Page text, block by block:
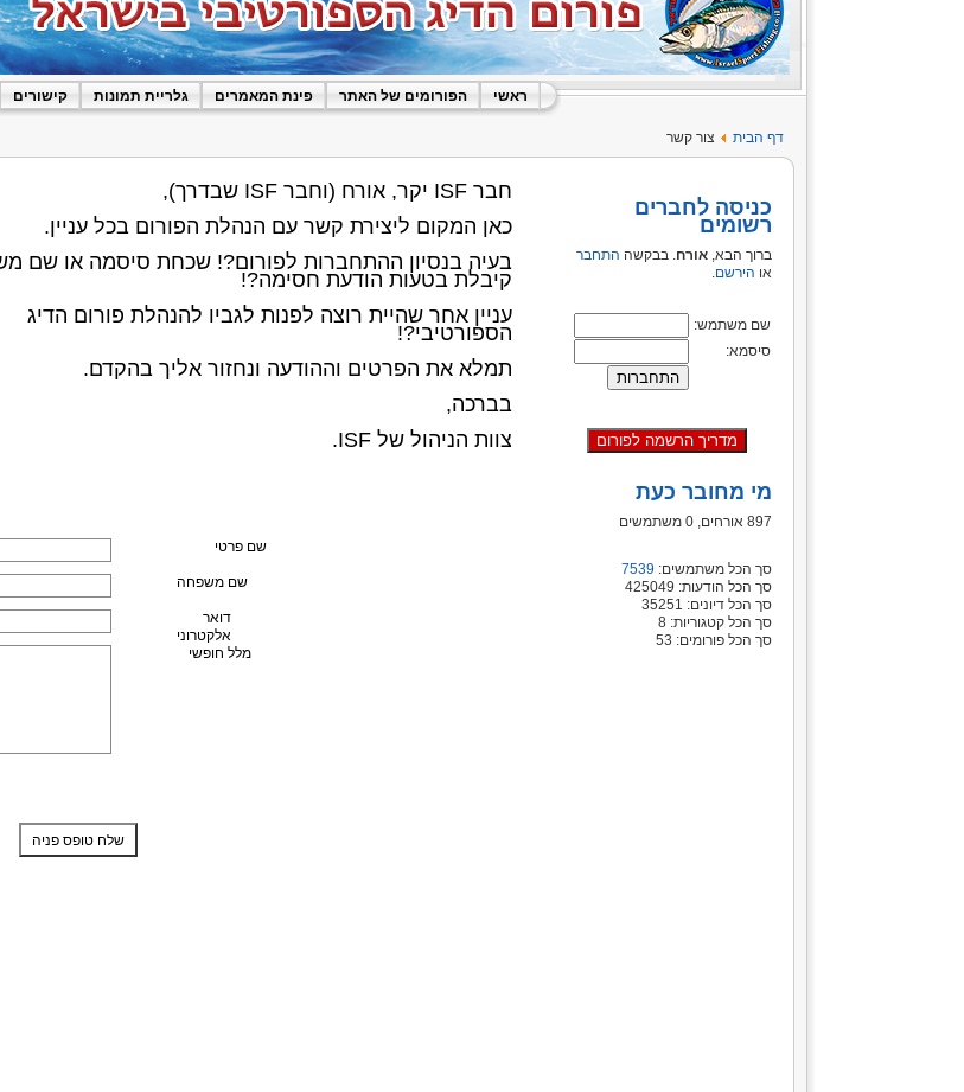
ראשי הפורומים של האתר פינת המאמרים גלריית תמונות קישורים
דף הבית צור קשר
כניסה לחברים
רשומים
ברוך הבא, אורח. בבקשה התחבר
או הירשם.
שם משתמש:
סיסמא:
מי מחובר כעת
897 אורחים, 0 משתמשים
סך הכל משתמשים: 7539
סך הכל הודעות: 425049
סך הכל דיונים: 35251
סך הכל קטגוריות: 8
סך הכל פורומים: 53
שם פרטי
שם משפחה
דואר
אלקטרוני
מלל חופשי
חבר ISF יקר, אורח (וחבר ISF שבדרך),
כאן המקום ליצירת קשר עם הנהלת הפורום בכל עניין.
בעיה בנסיון ההתחברות לפורום?! שכחת סיסמה או שם
קיבלת בטעות הודעת חסימה?!
עניין אחר שהיית רוצה לפנות לגביו להנהלת פורום הדיג
הספורטיבי?!
תמלא את הפרטים וההודעה ונחזור אליך בהקדם.
בברכה,
צוות הניהול של ISF.